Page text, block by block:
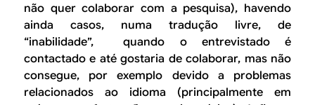
não quer colaborar com a pesquisa), havendo
ainda casos, numa tradução livre, de
“inabilidade”, quando o entrevistado é
contactado e até gostaria de colaborar, mas não
consegue, por exemplo devido a problemas
relacionados ao idioma (principalmente em